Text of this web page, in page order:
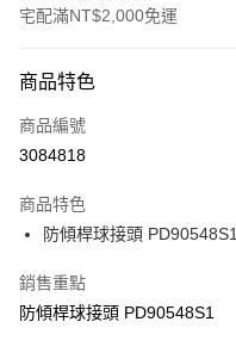
宅配滿NT$2,000免運
信用卡一次付款
LINE Pay
街口支付
悠遊付
ATM付款
商品特色
商品編號
3084818
商品特色
防傾桿球接頭 PD90548S1
銷售重點
防傾桿球接頭 PD90548S1